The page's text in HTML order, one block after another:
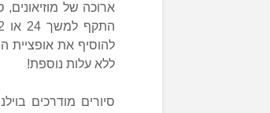
ארוכה של
להוסיף את אופציית
ללא עלות נוספת!
סיורים מודרכים